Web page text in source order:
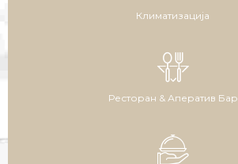
Климатизација
Ресторан & Аператив Бар